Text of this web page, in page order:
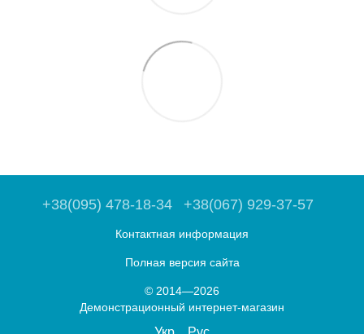
+38(095) 478-18-34 +38(067) 929-37-57
Контактная информация
Полная версия сайта
© 2014—2026
Демонстрационный интернет-магазин